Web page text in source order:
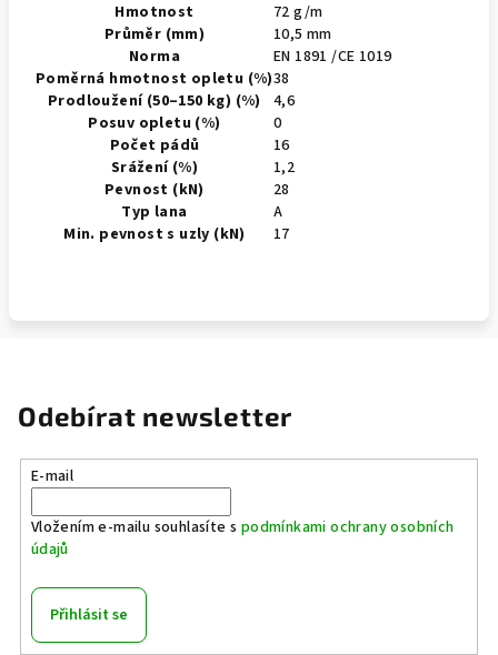
Hmotnost
72 g/m
Průměr (mm)
10,5 mm
Norma
EN 1891 /CE 1019
Poměrná hmotnost opletu (%)38
Prodloužení (50–150 kg) (%)
4,6
Posuv opletu (%)
0
Počet pádů
16
Srážení (%)
1,2
Pevnost (kN)
28
Typ lana
A
Min. pevnost s uzly (kN)
17
Odebírat newsletter
E-mail
Vložením e-mailu souhlasíte s podmínkami ochrany osobních
údajů
Přihlásit se